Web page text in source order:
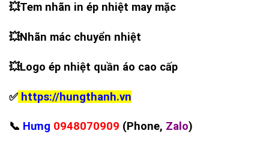
💥Tem nhãn in ép nhiệt may mặc
💥Nhãn mác chuyển nhiệt
💥Logo ép nhiệt quần áo cao cấp
✅ https://hungthanh.vn
📞 Hưng 0948070909 (Phone, Zalo)